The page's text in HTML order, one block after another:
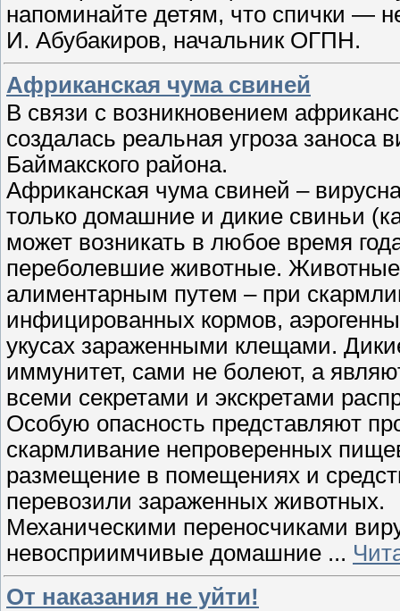
напоминайте детям, что спички —
И. Абубакиров, начальник ОГПН.
Африканская чума свиней
В связи с возникновением
создалась реальная угроза
Баймакского района.
Африканская чума свиней –
только домашние и дикие свиньи
может возникать в любое время
переболевшие животные.
алиментарным путем – при
инфицированных кормов,
укусах зараженными клещами.
иммунитет, сами не болеют, а
всеми секретами и экскретами
Особую опасность представляют
скармливание непроверенных
размещение в помещениях и
перевозили зараженных животных.
Механическими переносчиками
невосприимчивые домашние ...
От наказания не уйти!